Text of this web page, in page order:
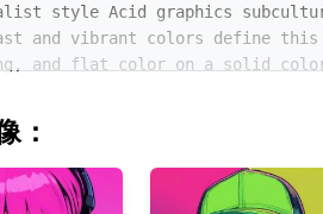
style Acid graphics
and vibrant colors define
and flat color on a solid color
：